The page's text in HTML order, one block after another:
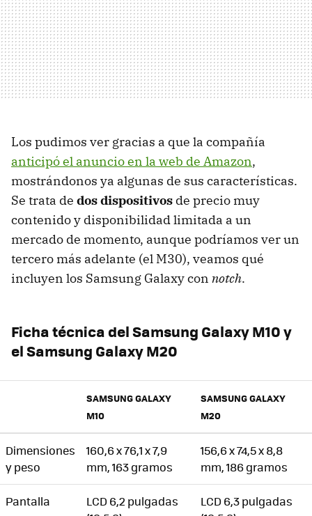
Los pudimos ver gracias a que la compañía
anticipó el anuncio en la web de Amazon,
mostrándonos ya algunas de sus características.
Se trata de dos dispositivos de precio muy
contenido y disponibilidad limitada a un
mercado de momento, aunque podríamos ver un
tercero más adelante (el M30), veamos qué
incluyen los Samsung Galaxy con notch.
Ficha técnica del Samsung Galaxy M10 y
el Samsung Galaxy M20
SAMSUNG GALAXY
M10
SAMSUNG GALAXY
M20
Dimensiones
y peso
160,6 x 76,1 x 7,9
mm, 163 gramos
156,6 x 74,5 x 8,8
mm, 186 gramos
Pantalla
LCD 6,2 pulgadas
LCD 6,3 pulgadas